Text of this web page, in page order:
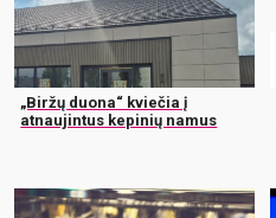
„Biržų duona“ kviečia į
atnaujintus kepinių namus